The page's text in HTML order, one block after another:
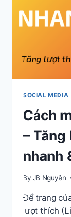
SOCIAL MEDIA
Cách
–
nhanh
By JB Nguyên
Để trang
lượt thích